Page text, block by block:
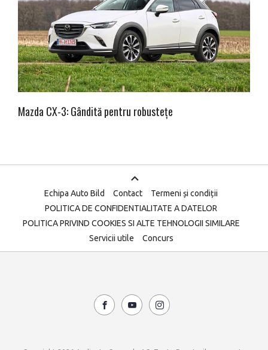
Mazda CX-3: Gândită pentru robustețe
Echipa Auto Bild Contact
Termeni și condiții
POLITICA DE CONFIDENTIALITATE A DATELOR
POLITICA PRIVIND COOKIES SI ALTE TEHNOLOGII SIMILARE
Servicii utile
Concurs